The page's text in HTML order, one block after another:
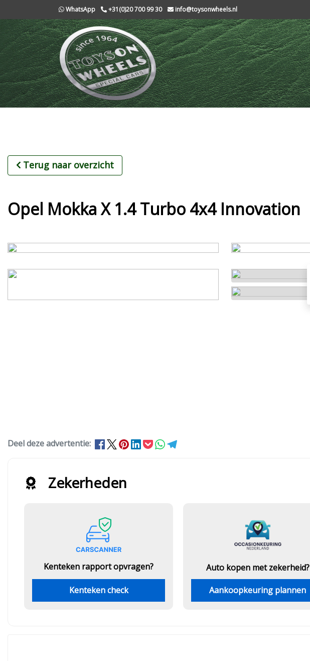
WhatsApp +31(0)20 700 99 30 info@toysonwheels.nl
Terug naar overzicht
Opel Mokka X 1.4 Turbo 4x4 Innovation
Deel deze advertentie:
Zekerheden
Kenteken rapport opvragen?
Kenteken check
Auto kopen met zekerheid?
Aankoopkeuring plannen